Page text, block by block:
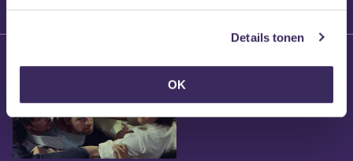
Details tonen
OKWillem’s Blog: Ão